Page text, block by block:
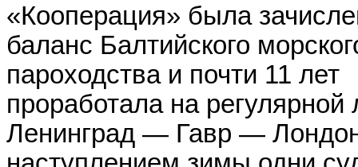
«Кооперация» была
баланс Балтийского
пароходства и почти 11 лет
проработала на регулярной
Ленинград — Гавр —